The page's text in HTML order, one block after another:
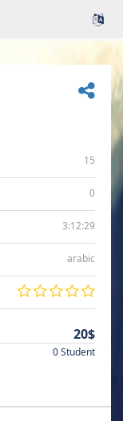
15
0
3:12:29
arabic
20$
0 Student